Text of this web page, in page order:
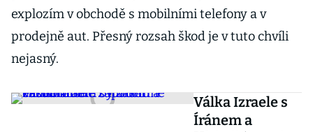
explozím v obchodě s mobilními telefony a v
prodejně aut. Přesný rozsah škod je v tuto chvíli
nejasný.
Válka Izraele s
Íránem a